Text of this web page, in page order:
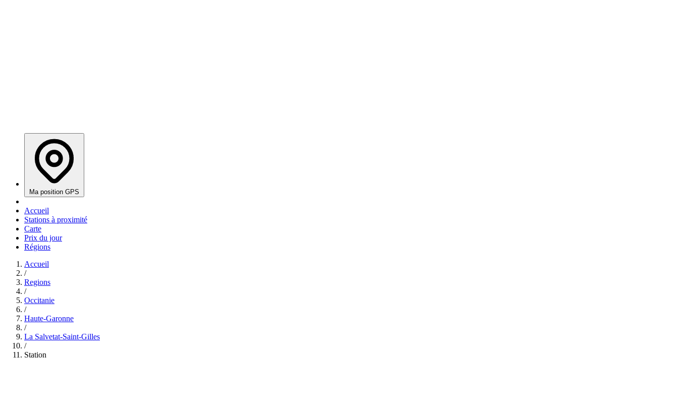
Ma position GPS
Accueil
Stations à proximité
Carte
Prix du jour
Régions
Accueil
/
Regions
/
Occitanie
/
Haute-Garonne
/
La Salvetat-Saint-Gilles
/
Station